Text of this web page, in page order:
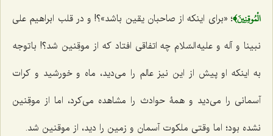
الْمُوقِنِينَ﴾؛ «برای اینکه از صاحبان یقین باشد»؟! و در قلب ابراهیم علی
نبینا و آله و علیه السّلام چه اتفاقی افتاد که از موقِنین شد؟! با توجه
به اینکه او پیش از این نیز عالم را می‌دید، ماه و خورشید و کرات
آسمانی را می‌دید و همۀ حوادث را مشاهده می‌کرد، اما از موقِنین
نشده بود؛ اما وقتی ملکوت آسمان و زمین را دید، از موقنین شد.